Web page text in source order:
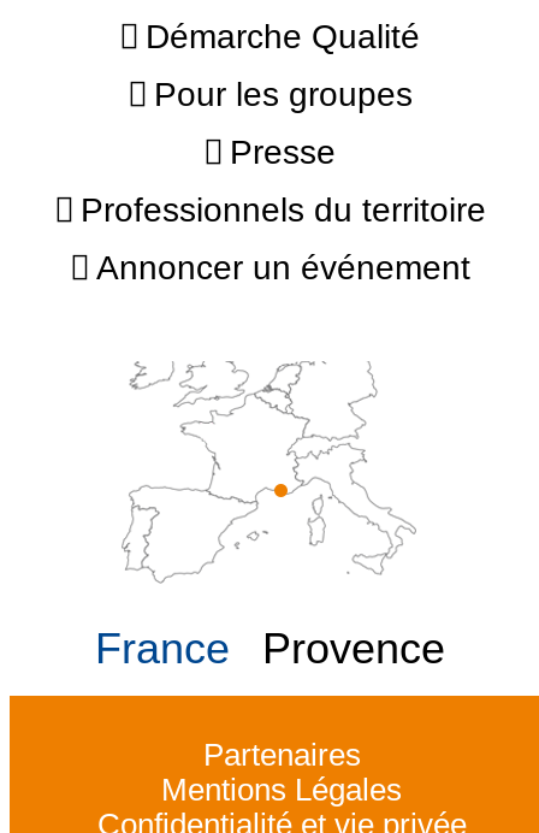
Démarche Qualité
Pour les groupes
Presse
Professionnels du territoire
Annoncer un événement
France Provence
Partenaires
Mentions Légales
Confidentialité et vie privée